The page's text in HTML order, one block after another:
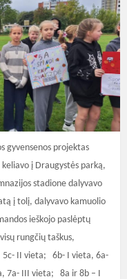
gyvensenos projektas
į Draugystės parką,
stadione dalyvavo
į tolį, dalyvavo kamuolio
ieškojo paslėptų
rungčių taškus,
5c- II vieta; 6b- I vieta, 6a-
7a- III vieta; 8a ir 8b – I